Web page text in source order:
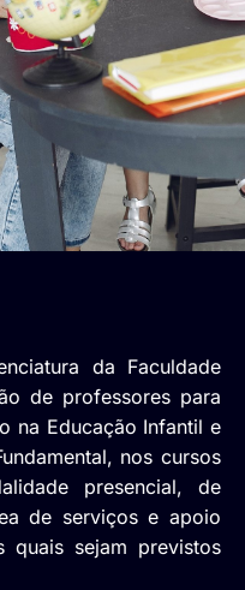
da Faculdade
de professores para
na Educação Infantil e
nos cursos
presencial, de
de serviços e apoio
quais sejam previstos